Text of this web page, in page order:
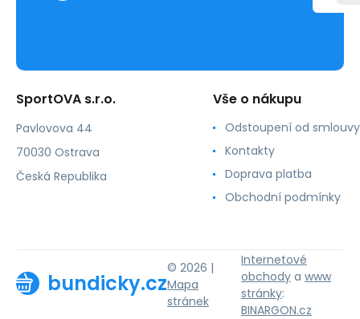
SportOVA s.r.o.
Pavlovova 44
70030 Ostrava
Česká Republika
Vše o nákupu
Odstoupení od smlouvy
Kontakty
Doprava platba
Obchodní podmínky
bundicky.cz
© 2026 |
Mapa
stránek
Internetové
obchody a www
stránky:
BINARGON.cz